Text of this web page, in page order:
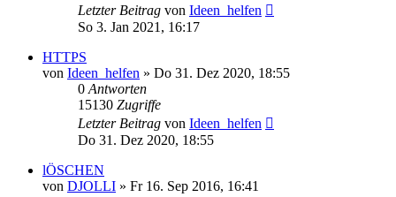
Letzter Beitrag von Ideen_helfen
So 3. Jan 2021, 16:17
HTTPS
von Ideen_helfen » Do 31. Dez 2020, 18:55
0 Antworten
15130 Zugriffe
Letzter Beitrag von Ideen_helfen
Do 31. Dez 2020, 18:55
lÖSCHEN
von DJOLLI » Fr 16. Sep 2016, 16:41